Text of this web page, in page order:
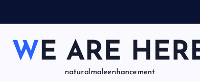
WE ARE
naturalmaleenhancement